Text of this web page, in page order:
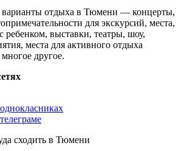
отдыха в Тюмени — концерты,
для экскурсий, места,
ребенком, выставки, театры, шоу,
места для активного отдыха
другое.
сходить в Тюмени